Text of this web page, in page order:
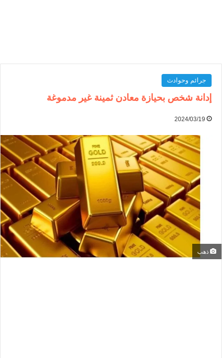
جرائم وحوادث
إدانة شخص بحيازة معادن ثمينة غير مدموغة
2024/03/19
ذهب